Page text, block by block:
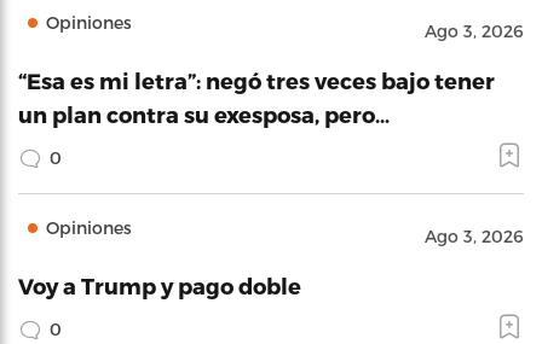
Opiniones Ago 3, 2026
“Esa es mi letra”: negó tres veces bajo tener
un plan contra su exesposa, pero…
0
Opiniones Ago 3, 2026
Voy a Trump y pago doble
0